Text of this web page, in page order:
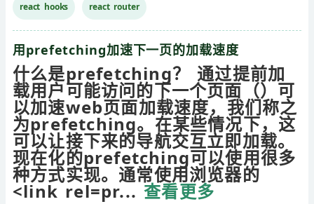
react hooks react router
用prefetching加速下一页的加载速度
什么是prefetching？ 通过提前加
载用户可能访问的下一个页面（）可
以加速web页面加载速度，我们称之
为prefetching。在某些情况下，这
可以让接下来的导航交互立即加载。
现在化的prefetching可以使用很多
种方式实现。通常使用浏览器的
<link rel=pr...查看更多